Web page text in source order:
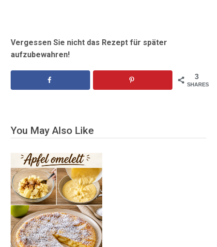
Vergessen Sie nicht das Rezept für später
aufzubewahren!
3
SHARES
You May Also Like